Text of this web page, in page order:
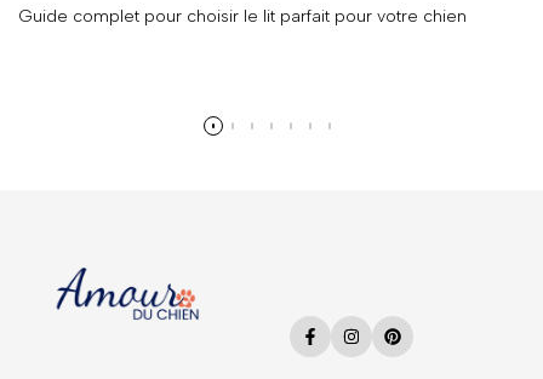
Guide complet pour choisir le lit parfait pour votre chien
Facebook
InstagramPinterest